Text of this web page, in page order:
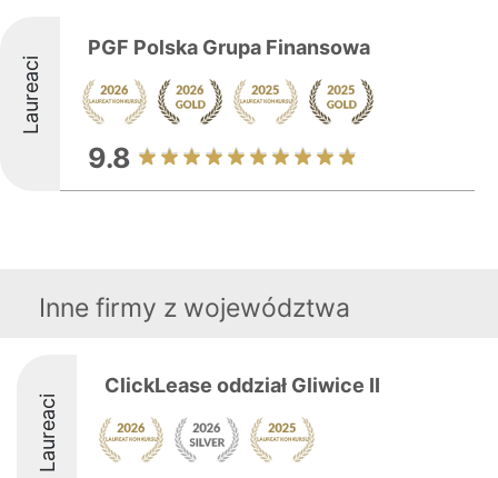
Laureaci
PGF Polska Grupa Finansowa
9.8
Inne firmy z województwa
Laureaci
ClickLease oddział Gliwice II